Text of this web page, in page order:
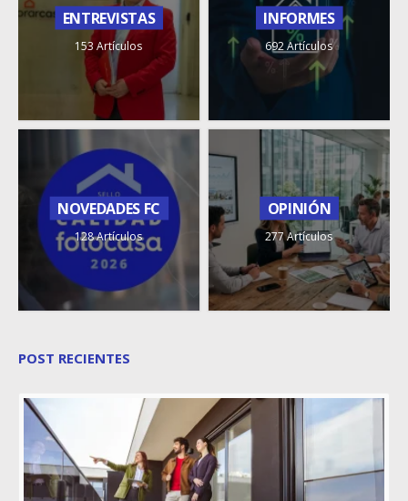
ENTREVISTAS
153 Artículos
INFORMES
692 Artículos
NOVEDADES FC
128 Artículos
OPINIÓN
277 Artículos
POST RECIENTES